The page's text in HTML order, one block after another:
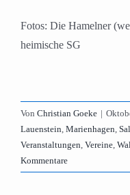
Fotos: Die Hamelner
heimische SG
Von Christian Goeke |
Lauenstein, Marienhagen,
Veranstaltungen, Vereine,
Kommentare